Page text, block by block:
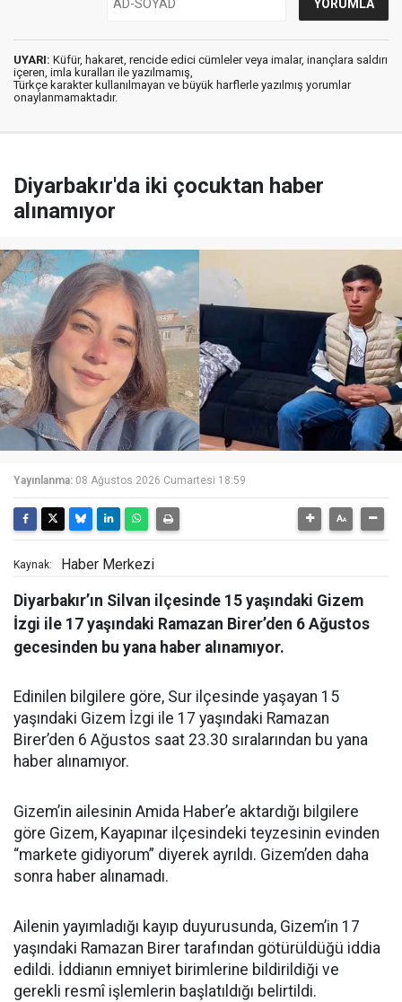
UYARI: Küfür, hakaret, rencide edici cümleler veya imalar, inançlara saldırı
içeren, imla kuralları ile yazılmamış,
Türkçe karakter kullanılmayan ve büyük harflerle yazılmış yorumlar
onaylanmamaktadır.
Diyarbakır'da iki çocuktan haber
alınamıyor
Yayınlanma: 08 Ağustos 2026 Cumartesi 18:59
Kaynak: Haber Merkezi
Diyarbakır’ın Silvan ilçesinde 15 yaşındaki Gizem
İzgi ile 17 yaşındaki Ramazan Birer’den 6 Ağustos
gecesinden bu yana haber alınamıyor.
Edinilen bilgilere göre, Sur ilçesinde yaşayan 15
yaşındaki Gizem İzgi ile 17 yaşındaki Ramazan
Birer’den 6 Ağustos saat 23.30 sıralarından bu yana
haber alınamıyor.
Gizem’in ailesinin Amida Haber’e aktardığı bilgilere
göre Gizem, Kayapınar ilçesindeki teyzesinin evinden
“markete gidiyorum” diyerek ayrıldı. Gizem’den daha
sonra haber alınamadı.
Ailenin yayımladığı kayıp duyurusunda, Gizem’in 17
yaşındaki Ramazan Birer tarafından götürüldüğü iddia
edildi. İddianın emniyet birimlerine bildirildiği ve
gerekli resmî işlemlerin başlatıldığı belirtildi.